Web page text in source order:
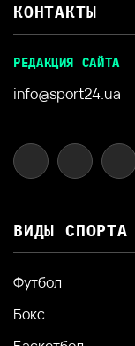
КОНТАКТЫ
РЕДАКЦИЯ САЙТА
info@sport24.ua
ВИДЫ СПОРТА
Футбол
Бокс